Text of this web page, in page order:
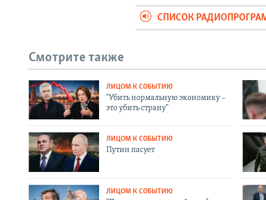
СПИСОК
Смотрите также
ЛИЦОМ К СОБЫТИЮ
"Убить нормальную экономику –
это убить страну"
ЛИЦОМ К СОБЫТИЮ
Путин пасует
ЛИЦОМ К СОБЫТИЮ